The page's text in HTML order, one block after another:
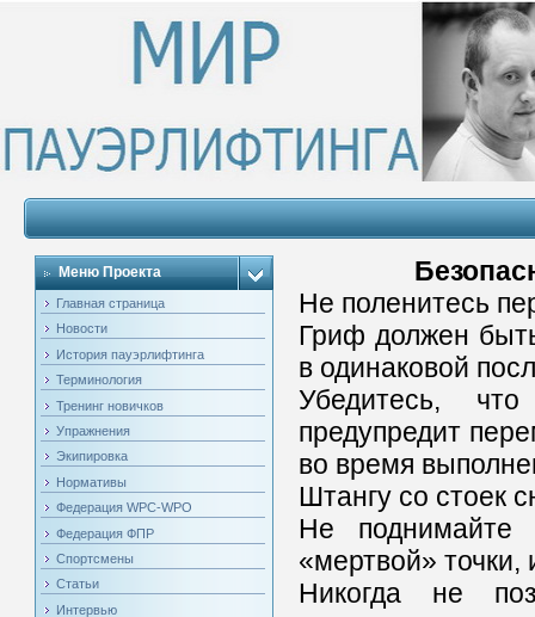
Меню Проекта
Главная страница
Новости
История пауэрлифтинга
Терминология
Тренинг новичков
Упражнения
Экипировка
Нормативы
Федерация WPC-WPO
Федерация ФПР
Спортсмены
Статьи
Интервью
Не поленитесь
Гриф должен
в одинаковой
Убедитесь,
предупредит
во время
Штангу со стоек
Не поднимайте
«мертвой»
Никогда не